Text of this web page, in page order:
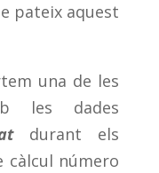
pateix aquest
una de les
les dades
durant els
càlcul número